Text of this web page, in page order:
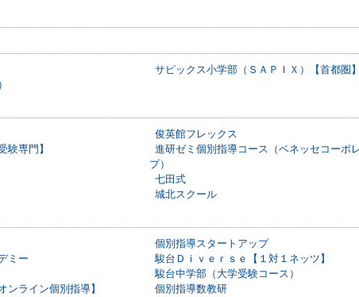
サピックス小学部（ＳＡＰＩＸ）【首都圏
俊英館フレックス
験専門】
進研ゼミ個別指導コース（ベネッセコーポ
プ）
七田式
城北スクール
個別指導スタートアップ
ミー
駿台Ｄｉｖｅｒｓｅ【１対１ネッツ】
駿台中学部（大学受験コース）
ンライン個別指導】
個別指導数教研